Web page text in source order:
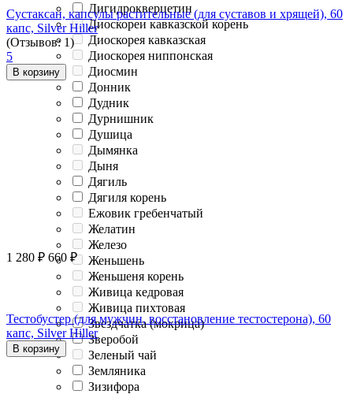
Дигидрокверцетин
Диоскореи кавказской корень
Диоскорея кавказская
Диоскорея ниппонская
Диосмин
Донник
Дудник
Дурнишник
Душица
Дымянка
Дыня
Дягиль
Дягиля корень
Ежовик гребенчатый
Желатин
Железо
Женьшень
Женьшеня корень
Живица кедровая
Живица пихтовая
Звездчатка (мокрица)
Зверобой
Зеленый чай
Земляника
Зизифора
Сустаксан, капсулы растительные (для суставов и хрящей), 60
капс, Silver Hiller
(Отзывов: 1)
5
В корзину
1 280 ₽ 660 ₽
Тестобустер (для мужчин, восстановление тестостерона), 60
капс, Silver Hiller
В корзину